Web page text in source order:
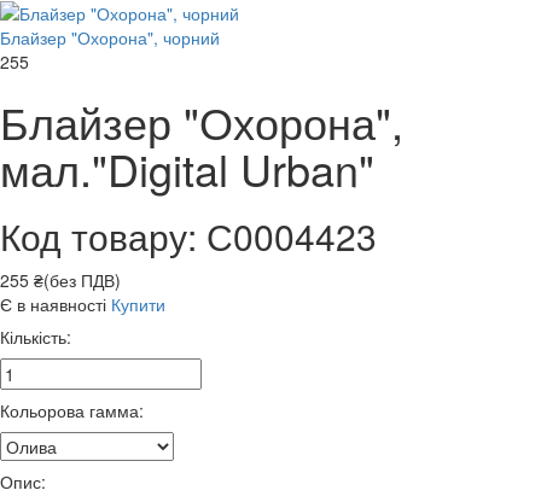
Блайзер "Охорона", чорний
255
Блайзер "Охорона",
мал."Digital Urban"
Код товару: С0004423
255 ₴(без ПДВ)
Є в наявності Купити
Кількість:
Кольорова гамма:
Опис: